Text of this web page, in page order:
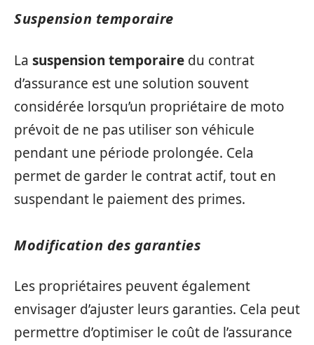
Suspension temporaire
La suspension temporaire du contrat
d’assurance est une solution souvent
considérée lorsqu’un propriétaire de moto
prévoit de ne pas utiliser son véhicule
pendant une période prolongée. Cela
permet de garder le contrat actif, tout en
suspendant le paiement des primes.
Modification des garanties
Les propriétaires peuvent également
envisager d’ajuster leurs garanties. Cela peut
permettre d’optimiser le coût de l’assurance